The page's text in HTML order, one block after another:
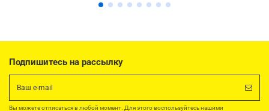
Подпишитесь на рассылку
Вы можете отписаться в любой момент. Для этого воспользуйтесь нашими